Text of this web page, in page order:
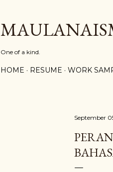
One of a kind.
HOME RESUME WORK
September